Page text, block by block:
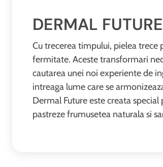
DERMAL FUTURE
Cu trecerea timpului, pielea
fermitate. Aceste transformari
cautarea unei noi experiente de
intreaga lume care se
Dermal Future este creata
pastreze frumusetea naturala si